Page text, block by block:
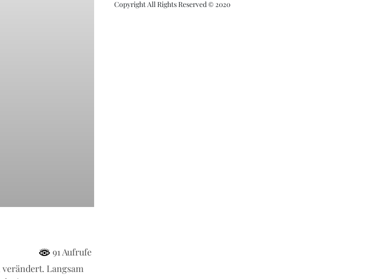
91 Aufrufe
Langsam
Copyright All Rights Reserved © 2020